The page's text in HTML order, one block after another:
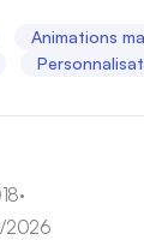
Animations
•
2026